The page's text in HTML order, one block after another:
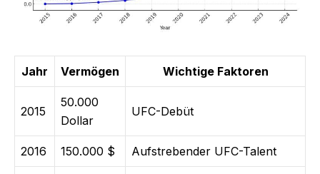
Jahr Vermögen Wichtige Faktoren
2015
50.000
Dollar
UFC-Debüt
2016 150.000 $ Aufstrebender UFC-Talent